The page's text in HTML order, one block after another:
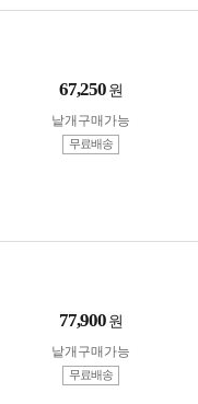
67,250 원
낱개구매가능
무료배송
77,900 원
낱개구매가능
무료배송